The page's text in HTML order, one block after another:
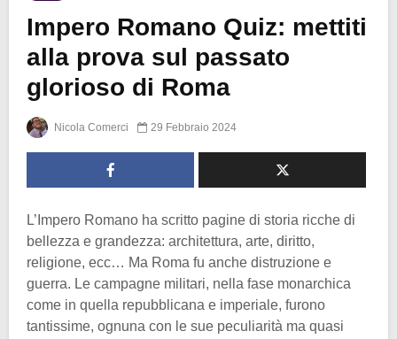
Impero Romano Quiz: mettiti
alla prova sul passato
glorioso di Roma
Nicola Comerci 29 Febbraio 2024
L’Impero Romano ha scritto pagine di storia ricche di
bellezza e grandezza: architettura, arte, diritto,
religione, ecc… Ma Roma fu anche distruzione e
guerra. Le campagne militari, nella fase monarchica
come in quella repubblicana e imperiale, furono
tantissime, ognuna con le sue peculiarità ma quasi